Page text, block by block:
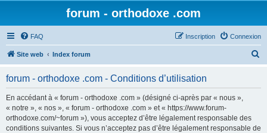
forum - orthodoxe .com
FAQ Connexion
Inscription
Site web Index forum
forum - orthodoxe .com - Conditions d’utilisation
En accédant à « forum - orthodoxe .com » (désigné ci-après par « nous »,
« notre », « nos », « forum - orthodoxe .com » et « https://www.forum-
orthodoxe.com/~forum »), vous acceptez d’être légalement responsable des
conditions suivantes. Si vous n’acceptez pas d’être légalement responsable de